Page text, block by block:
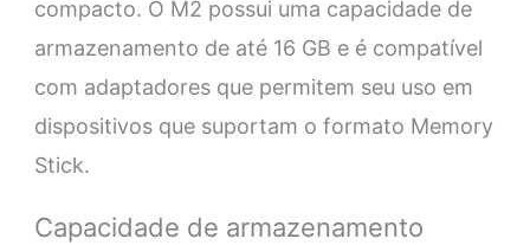
compacto. O M2 possui uma capacidade de
armazenamento de até 16 GB e é compatível
com adaptadores que permitem seu uso em
dispositivos que suportam o formato Memory
Stick.
Capacidade de armazenamento